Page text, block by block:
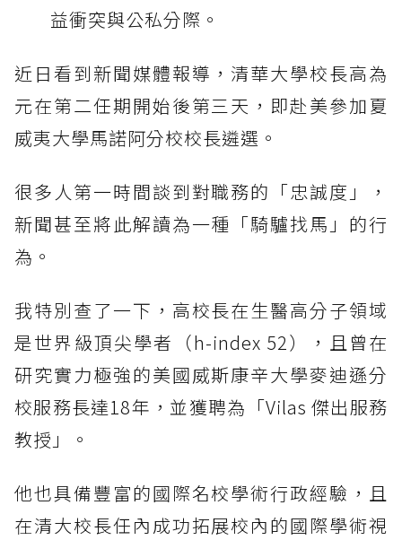
益衝突與公私分際。
近日看到新聞媒體報導，清華大學校長高為
元在第二任期開始後第三天，即赴美參加夏
威夷大學馬諾阿分校校長遴選。
很多人第一時間談到對職務的「忠誠度」，
新聞甚至將此解讀為一種「騎驢找馬」的行
為。
我特別查了一下，高校長在生醫高分子領域
是世界級頂尖學者（h-index 52），且曾在
研究實力極強的美國威斯康辛大學麥迪遜分
校服務長達18年，並獲聘為「Vilas 傑出服務
教授」。
他也具備豐富的國際名校學術行政經驗，且
在清大校長任內成功拓展校內的國際學術視